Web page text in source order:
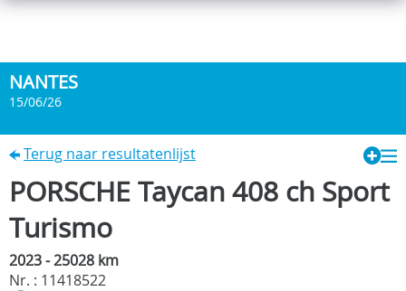
NANTES
15/06/26
Terug naar resultatenlijst
PORSCHE Taycan 408 ch Sport
Turismo
2023 - 25028 km
Nr. : 11418522